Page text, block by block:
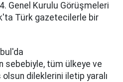
Genel Kurulu Görüşmeleri
Türk gazetecilerle bir
sebebiyle, tüm ülkeye ve
dileklerini iletip yaralı